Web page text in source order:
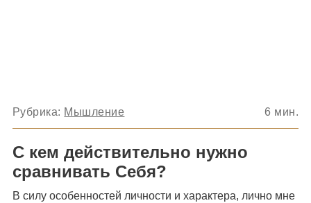
Рубрика: Мышление 6 мин.
С кем действительно нужно
сравнивать Себя?
В силу особенностей личности и характера, лично мне